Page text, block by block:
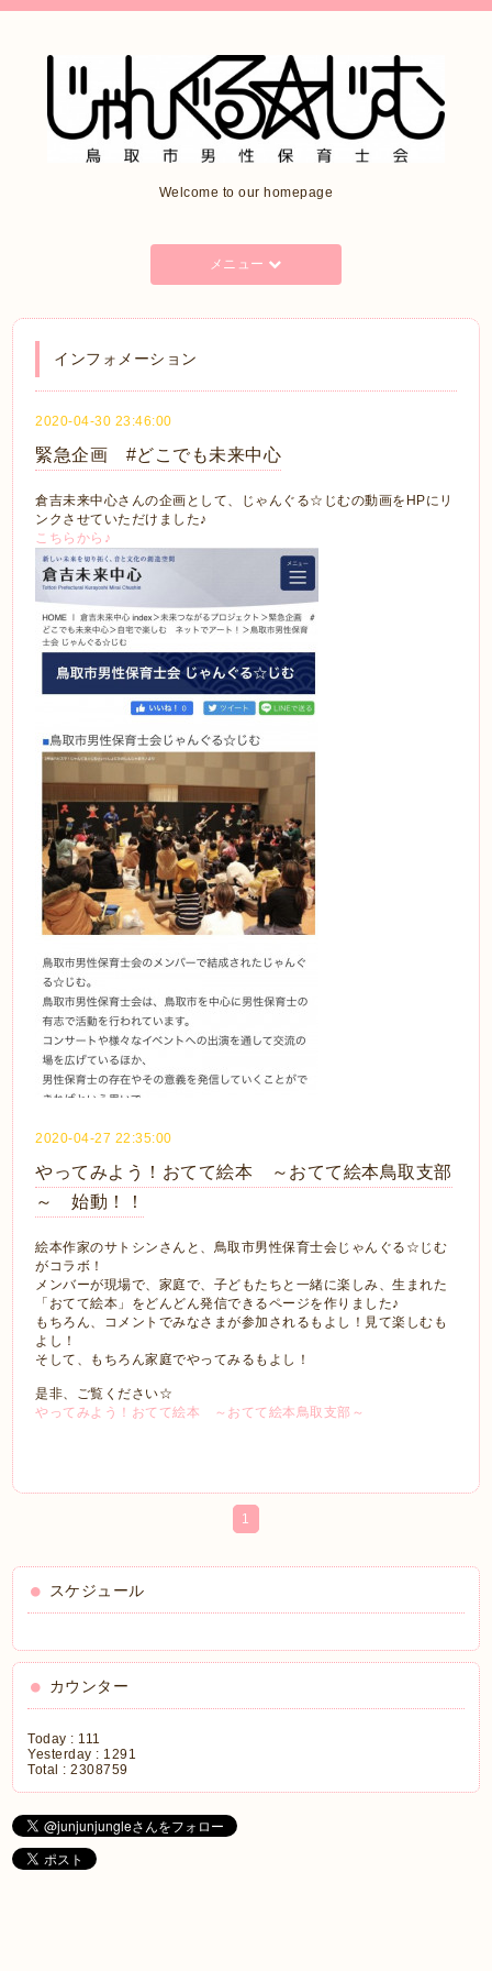
Welcome to our homepage
メニュー
インフォメーション
2020-04-30 23:46:00
緊急企画 #どこでも未来中心
倉吉未来中心さんの企画として、じゃんぐる☆じむの動画をHPにリ
ンクさせていただけました♪
こちらから♪
2020-04-27 22:35:00
やってみよう！おてて絵本 ～おてて絵本鳥取支部
～ 始動！！
絵本作家のサトシンさんと、鳥取市男性保育士会じゃんぐる☆じむ
がコラボ！
メンバーが現場で、家庭で、子どもたちと一緒に楽しみ、生まれた
「おてて絵本」をどんどん発信できるページを作りました♪
もちろん、コメントでみなさまが参加されるもよし！見て楽しむも
よし！
そして、もちろん家庭でやってみるもよし！
是非、ご覧ください☆
やってみよう！おてて絵本 ～おてて絵本鳥取支部～
1
スケジュール
カウンター
Today : 111
Yesterday : 1291
Total :2308759